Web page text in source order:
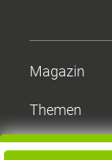
Magazin
Themen